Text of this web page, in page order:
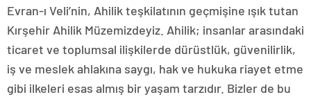
Evran-ı Veli’nin, Ahilik teşkilatının geçmişine ışık tutan
Kırşehir Ahilik Müzemizdeyiz. Ahilik; insanlar arasındaki
ticaret ve toplumsal ilişkilerde dürüstlük, güvenilirlik,
iş ve meslek ahlakına saygı, hak ve hukuka riayet etme
gibi ilkeleri esas almış bir yaşam tarzıdır. Bizler de bu